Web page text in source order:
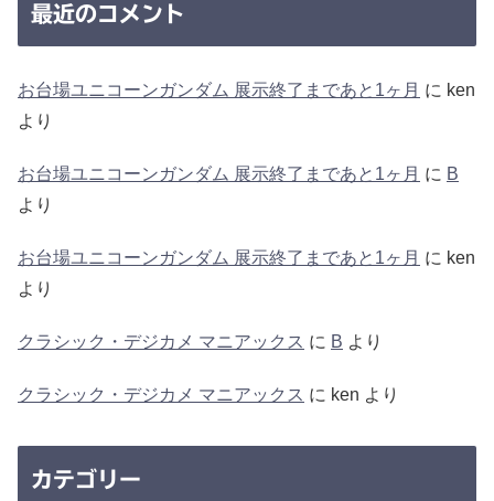
最近のコメント
お台場ユニコーンガンダム 展示終了まであと1ヶ月 に ken
より
お台場ユニコーンガンダム 展示終了まであと1ヶ月 に B
より
お台場ユニコーンガンダム 展示終了まであと1ヶ月 に ken
より
クラシック・デジカメ マニアックス に B より
クラシック・デジカメ マニアックス に ken より
カテゴリー